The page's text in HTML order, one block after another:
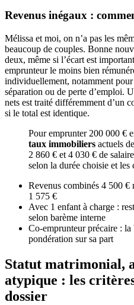
Revenus inégaux :
Mélissa et moi, on n’a pas les
beaucoup de couples. Bonne
deux, même si l’écart est
emprunteur le moins bien
individuellement, notamment
séparation ou de perte d’emploi.
nets est traité différemment d’un
si le total est identique.
Pour emprunter 200 000 €
taux immobiliers actuels
2 860 € et 4 030 € de
selon la durée choisie et les
Revenus combinés 4 500 €
1 575 €
Avec 1 enfant à charge :
selon barème interne
Co-emprunteur précaire :
pondération sur sa part
Statut matrimonial,
atypique : les
dossier